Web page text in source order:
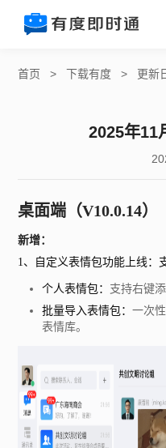
首页 >下载有度 > 更新
2025年11
桌面端 （V10.0.14）
新增：
1、自定义表情包功能上线：
个人表情包： 支持右键
批量导入表情包：一次
表情库。